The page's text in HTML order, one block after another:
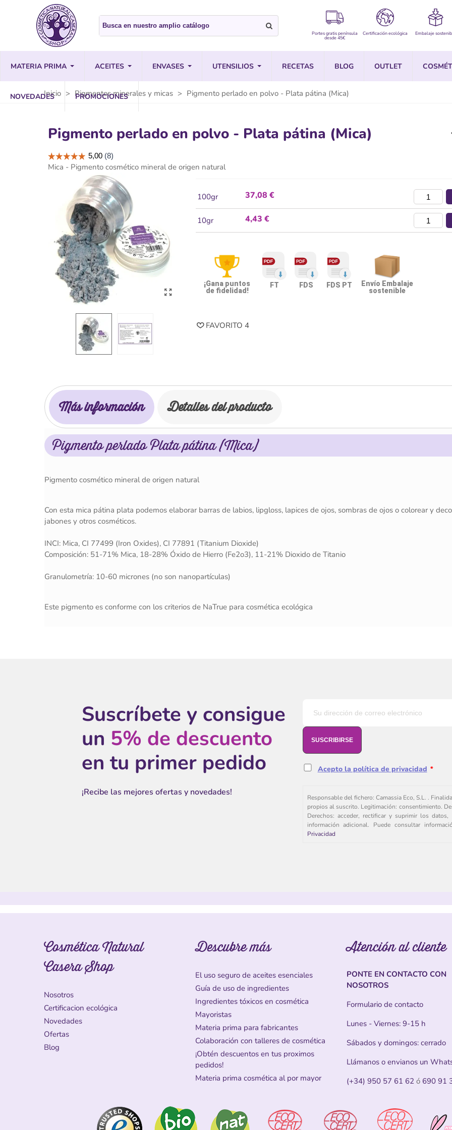
Portes gratis península
desde 45€
Certificación ecológica Embalaje
MATERIA PRIMA ACEITES ENVASES UTENSILIOS RECETAS BLOG OUTLET
NOVEDADES PROMOCIONES
Inicio > Pigmentos minerales y micas > Pigmento perlado en polvo - Plata pátina (Mica)
Pigmento perlado en polvo - Plata pátina (Mica)
Mica - Pigmento cosmético mineral de origen natural
100gr 37,08 €
10gr 4,43 €
¡Gana puntos
de fidelidad!
FT FDS FDS PT
Envío Embalaje
sostenible
FAVORITO 4
Más información Detalles del producto
Pigmento perlado Plata pátina (Mica)
Pigmento cosmético mineral de origen natural
Con esta mica pátina plata podemos elaborar barras de labios, lipgloss, lapices de ojos, sombras de ojos o colorear y
jabones y otros cosméticos.
INCI: Mica, CI 77499 (Iron Oxides), CI 77891 (Titanium Dioxide)
Composición: 51-71% Mica, 18-28% Óxido de Hierro (Fe2o3), 11-21% Dioxido de Titanio
Granulometría: 10-60 micrones (no son nanopartículas)
Este pigmento es conforme con los criterios de NaTrue para cosmética ecológica
Suscríbete y consigue
un 5% de descuento
en tu primer pedido
¡Recibe las mejores ofertas y novedades!
Acepto la política de privacidad *
Responsable del fichero: Camassia Eco, S.L. .
propios al suscrito. Legitimación: consentimiento.
Derechos: acceder, rectificar y suprimir los
información adicional. Puede consultar
Privacidad
Cosmética Natural
Casera Shop
Nosotros
Certificacion ecológica
Novedades
Ofertas
Blog
Descubre más
El uso seguro de aceites esenciales
Guía de uso de ingredientes
Ingredientes tóxicos en cosmética
Mayoristas
Materia prima para fabricantes
Colaboración con talleres de cosmética
¡Obtén descuentos en tus proximos
pedidos!
Materia prima cosmética al por mayor
Atención al cliente
PONTE EN CONTACTO CON
NOSOTROS
Formulario de contacto
Lunes - Viernes: 9-15 h
Sábados y domingos: cerrado
Llámanos o envianos un
(+34) 950 57 61 62 ó 690 91